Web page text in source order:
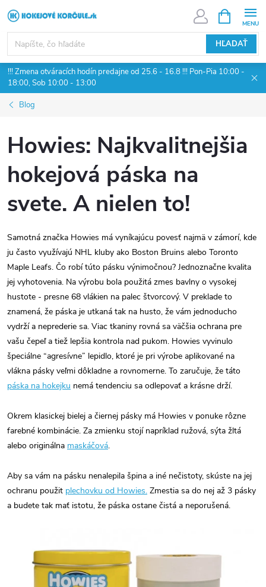
Prejsť
na
obsah
HĽADAŤ
KOŠÍK
!!! Zmena otváracích hodín predajne od 25.6 - 16.8 !!! Pon-Pia 10:00 -
18:00, Sob 10:00 - 13:00
Blog
Howies: Najkvalitnejšia
hokejová páska na
svete. A nielen to!
Samotná značka Howies má vyníkajúcu povesť najmä v zámorí, kde
ju často využívajú NHL kluby ako Boston Bruins alebo Toronto
Maple Leafs. Čo robí túto pásku výnimočnou? Jednoznačne kvalita
jej vyhotovenia. Na výrobu bola použitá zmes bavlny o vysokej
hustote - presne 68 vlákien na palec štvorcový. V preklade to
znamená, že páska je utkaná tak na husto, že vám jednoducho
vydrží a neprederie sa. Viac tkaniny rovná sa väčšia ochrana pre
vašu čepeľ a tiež lepšia kontrola nad pukom. Howies vyvinulo
špeciálne “agresívne” lepidlo, ktoré je pri výrobe aplikované na
vlákna pásky veľmi dôkladne a rovnomerne. To zaručuje, že táto
páska na hokejku nemá tendenciu sa odlepovať a krásne drží.
Okrem klasickej bielej a čiernej pásky má Howies v ponuke rôzne
farebné kombinácie. Za zmienku stojí napríklad ružová, sýta žltá
alebo originálna maskáčová.
Aby sa vám na pásku nenalepila špina a iné nečistoty, skúste na jej
ochranu použit plechovku od Howies. Zmestia sa do nej až 3 pásky
a budete tak mať istotu, že páska ostane čistá a neporušená.